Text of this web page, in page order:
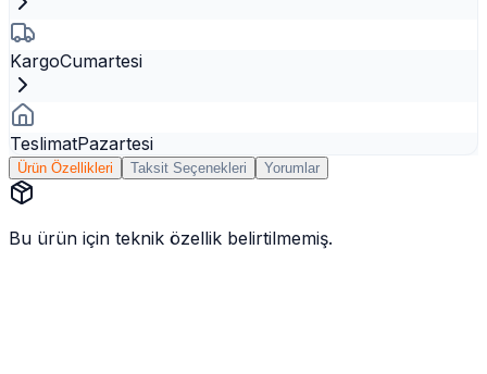
KargoCumartesi
TeslimatPazartesi
Ürün Özellikleri Taksit Seçenekleri Yorumlar
Bu ürün için teknik özellik belirtilmemiş.